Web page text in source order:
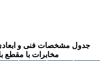
جدول مشخصات فنی و
مخابرات با